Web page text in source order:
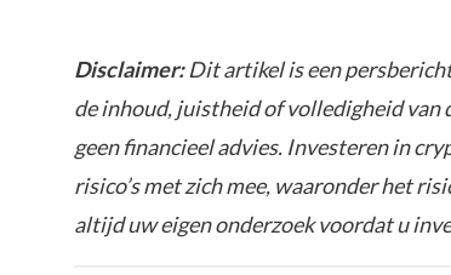
Disclaimer:Dit artikel is een
de inhoud, juistheid of volledigheid
geen financieel advies. Investeren in
risico’s met zich mee, waaronder het
altijd uw eigen onderzoek voordat u